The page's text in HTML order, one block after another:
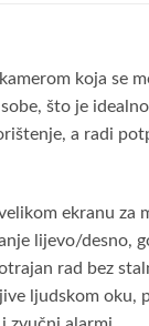
koja se
što je
a radi
ekranu za
lijevo/desno,
rad bez
ljudskom oku,